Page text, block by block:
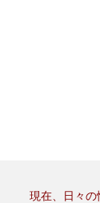
現在、日々の